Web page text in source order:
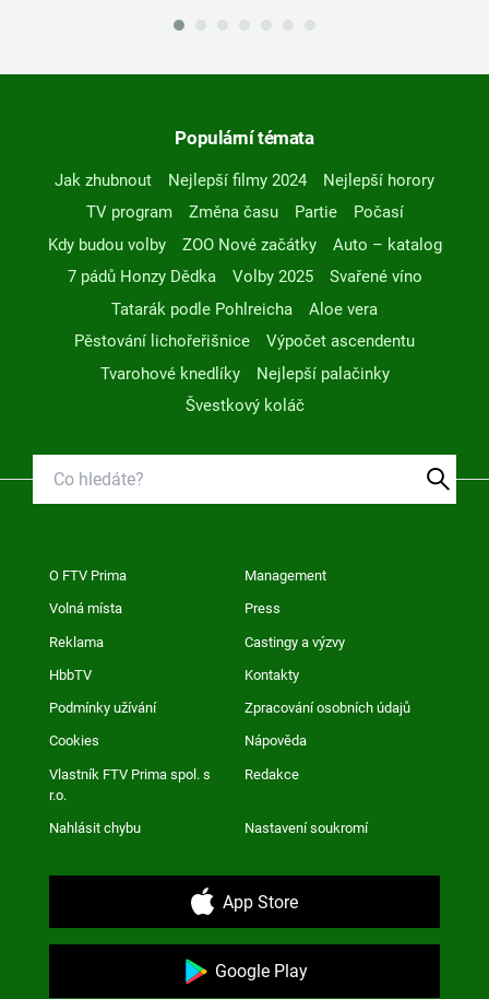
Populární témata
Jak zhubnout Nejlepší filmy 2024
Nejlepší horory
TV program
Změna času Partie
Počasí
Kdy budou volby
ZOO Nové začátky
Auto – katalog
7 pádů Honzy Dědka
Volby 2025
Svařené víno
Tatarák podle Pohlreicha
Aloe vera
Pěstování lichořeřišnice
Výpočet ascendentu
Tvarohové knedlíky
Nejlepší palačinky
Švestkový koláč
O FTV Prima Management
Volná místa Press
Reklama Castingy a výzvy
HbbTV Kontakty
Podmínky užívání Zpracování osobních údajů
Cookies Nápověda
Vlastník FTV Prima spol. s
r.o.
Redakce
Nahlásit chybu Nastavení soukromí
App Store
Google Play